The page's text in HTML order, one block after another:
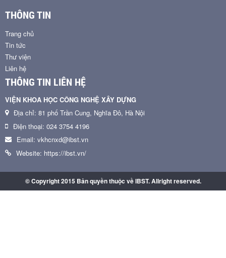
THÔNG TIN
Trang chủ
Tin tức
Thư viện
Liên hệ
THÔNG TIN LIÊN HỆ
VIỆN KHOA HỌC CÔNG NGHỆ XÂY DỰNG
Địa chỉ: 81 phố Trần Cung, Nghĩa Đô, Hà Nội
Điện thoại: 024 3754 4196
Email: vkhcnxd@ibst.vn
Website: https://ibst.vn/
© Copyright 2015 Bản quyền thuộc về IBST. Allright reserved.